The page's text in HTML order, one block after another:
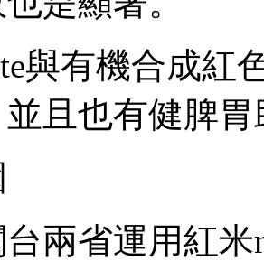
與有機合成紅色
並且也有健脾胃
兩省運用紅